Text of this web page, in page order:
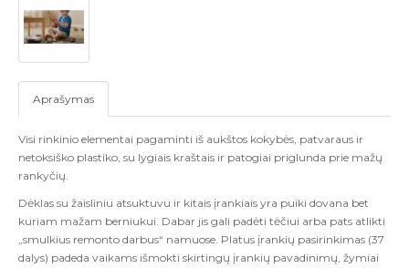
Aprašymas
Visi rinkinio elementai pagaminti iš aukštos kokybės, patvaraus ir
netoksiško plastiko, su lygiais kraštais ir patogiai priglunda prie mažų
rankyčių.
Dėklas su žaisliniu atsuktuvu ir kitais įrankiais yra puiki dovana bet
kuriam mažam berniukui. Dabar jis gali padėti tėčiui arba pats atlikti
„smulkius remonto darbus“ namuose. Platus įrankių pasirinkimas (37
dalys) padeda vaikams išmokti skirtingų įrankių pavadinimų, žymiai